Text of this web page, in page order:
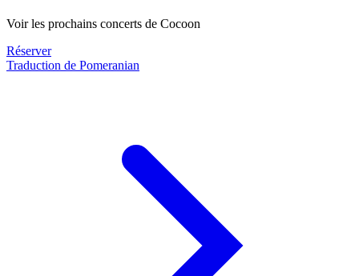
Voir les prochains concerts de Cocoon
Réserver
Traduction de Pomeranian